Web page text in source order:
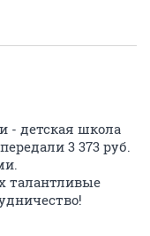
- детская школа
3 373 руб.
талантливые